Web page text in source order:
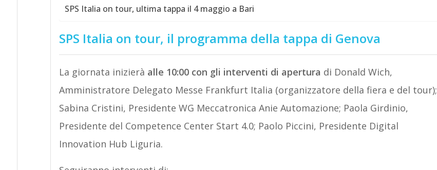
SPS Italia on tour, ultima tappa il 4 maggio a Bari
SPS Italia on tour, il programma della tappa di Genova
La giornata inizierà alle 10:00 con gli interventi di apertura di Donald Wich,
Amministratore Delegato Messe Frankfurt Italia (organizzatore della fiera e del tour);
Sabina Cristini, Presidente WG Meccatronica Anie Automazione; Paola Girdinio,
Presidente del Competence Center Start 4.0; Paolo Piccini, Presidente Digital
Innovation Hub Liguria.